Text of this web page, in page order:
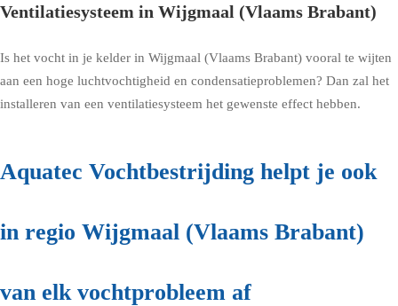
Ventilatiesysteem in Wijgmaal (Vlaams Brabant)
Is het vocht in je kelder in Wijgmaal (Vlaams Brabant) vooral te wijten
aan een hoge luchtvochtigheid en condensatieproblemen? Dan zal het
installeren van een ventilatiesysteem het gewenste effect hebben.
Aquatec Vochtbestrijding helpt je ook
in regio Wijgmaal (Vlaams Brabant)
van elk vochtprobleem af